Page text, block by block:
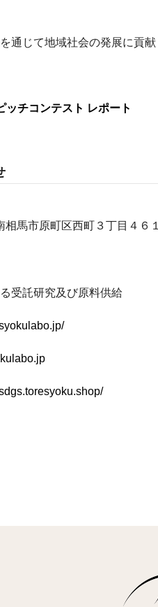
通じて地域社会の発展に貢献
ッチコンテスト レポート
馬市原町区西町３丁目４６
受託研究及び原料供給